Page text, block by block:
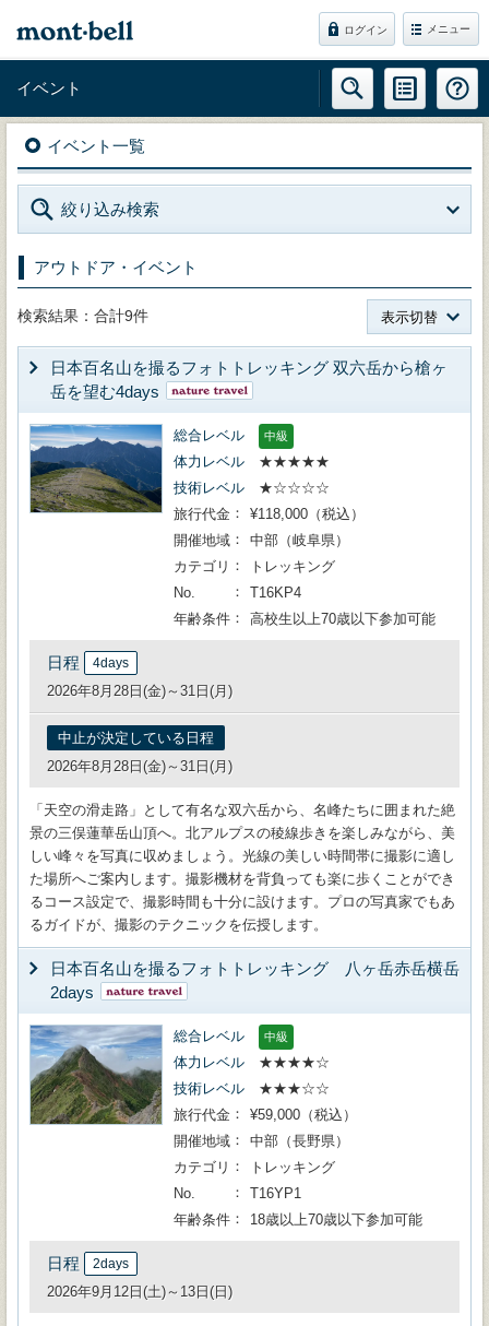
ログイン メニュー
イベント
イベント一覧
絞り込み検索
アウトドア・イベント
検索結果：合計9件 表示切替
日本百名山を撮るフォトトレッキング 双六岳から槍ヶ
岳を望む4days
総合レベル 中級
体力レベル
★★★★★
技術レベル
★☆☆☆☆
旅行代金
¥118,000（税込）
開催地域
中部（岐阜県）
カテゴリ
トレッキング
No.
T16KP4
年齢条件
高校生以上70歳以下参加可能
日程 4days
2026年8月28日(金)～31日(月)
中止が決定している日程
2026年8月28日(金)～31日(月)
「天空の滑走路」として有名な双六岳から、名峰たちに囲まれた絶
景の三俣蓮華岳山頂へ。北アルプスの稜線歩きを楽しみながら、美
しい峰々を写真に収めましょう。光線の美しい時間帯に撮影に適し
た場所へご案内します。撮影機材を背負っても楽に歩くことができ
るコース設定で、撮影時間も十分に設けます。プロの写真家でもあ
るガイドが、撮影のテクニックを伝授します。
日本百名山を撮るフォトトレッキング 八ヶ岳赤岳横岳
2days
総合レベル 中級
体力レベル
★★★★☆
技術レベル
★★★☆☆
旅行代金
¥59,000（税込）
開催地域
中部（長野県）
カテゴリ
トレッキング
No.
T16YP1
年齢条件
18歳以上70歳以下参加可能
日程 2days
2026年9月12日(土)～13日(日)